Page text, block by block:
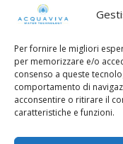
Per fornire le migliori
per memorizzare e/o
consenso a queste
comportamento di
acconsentire o ritirare il
caratteristiche e funzioni.